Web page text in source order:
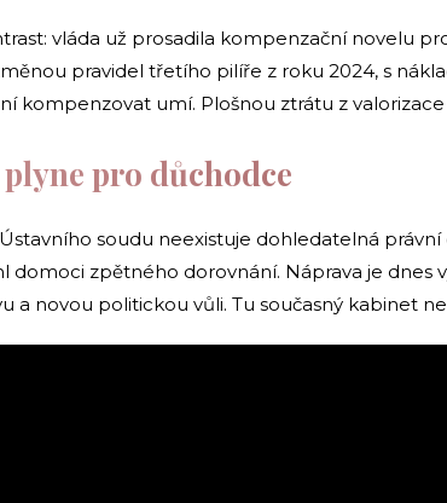
vláda už prosadila kompenzační novelu
pravidel třetího pilíře z roku 2024, s
kompenzovat umí. Plošnou ztrátu z
pro důchodce
soudu neexistuje dohledatelná
domoci zpětného dorovnání. Náprava je dnes
a novou politickou vůli. Tu současný kabinet